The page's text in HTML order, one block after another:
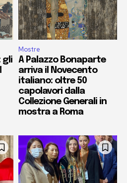
gli
Mostre
A Palazzo Bonaparte
arriva il Novecento
italiano: oltre 50
capolavori dalla
Collezione Generali in
mostra a Roma